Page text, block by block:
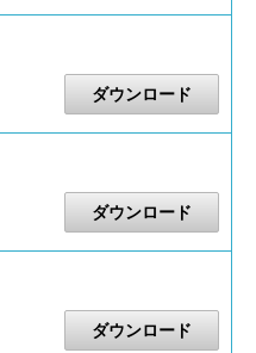
ダウンロード
ダウンロード
ダウンロード